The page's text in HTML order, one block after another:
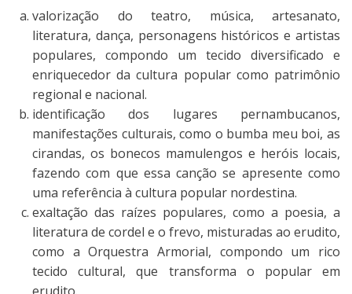
valorização do teatro, música, artesanato,
literatura, dança, personagens históricos e artistas
populares, compondo um tecido diversificado e
enriquecedor da cultura popular como patrimônio
regional e nacional.
identificação dos lugares pernambucanos,
manifestações culturais, como o bumba meu boi, as
cirandas, os bonecos mamulengos e heróis locais,
fazendo com que essa canção se apresente como
uma referência à cultura popular nordestina.
exaltação das raízes populares, como a poesia, a
literatura de cordel e o frevo, misturadas ao erudito,
como a Orquestra Armorial, compondo um rico
tecido cultural, que transforma o popular em